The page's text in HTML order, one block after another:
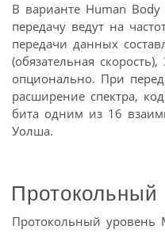
В варианте Human Body
передачу ведут на
передачи данных
(обязательная
опционально. При
расширение спектра,
бита одним из 16
Уолша.
Протокольный уровень